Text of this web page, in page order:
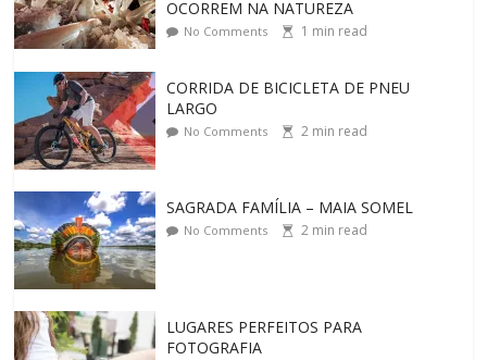
OCORREM NA NATUREZA
No Comments 1 min read
CORRIDA DE BICICLETA DE PNEU
LARGO
No Comments 2 min read
SAGRADA FAMÍLIA – MAIA SOMEL
No Comments 2 min read
LUGARES PERFEITOS PARA
FOTOGRAFIA